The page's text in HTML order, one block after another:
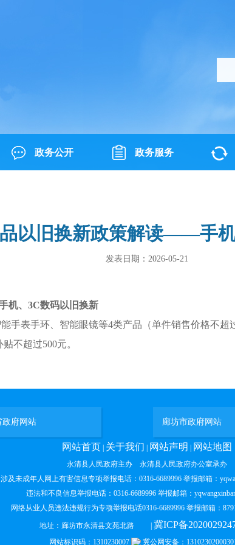
政务公开 政务服务
品以旧换新政策解读——手
发表日期：2026-05-21
机、3C数码以旧换新
手表手环、智能眼镜等4类产品（单件销售价格不超
贴不超过500元。
政府网站 廊坊市政府网站
网站首页 关于我们 网站声明 网站地图
永清县人民政府主办 永清县人民政府办公室承办
涉及未成年人网上有害信息专项举报电话：0316-6689996 举报邮箱：
违法和不良信息举报电话：0316-6689996 举报邮箱：
网络从业人员违法违规行为专项举报电话0316-6689996 举报邮箱：
地址：廊坊市永清县文苑北路 | 冀ICP备
网站标识码：1310230007 冀公网安备：